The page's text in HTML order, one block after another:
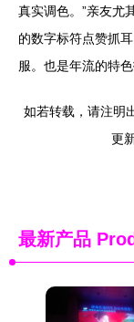
真实调色。”亲友尤
的数字标符点赞抓
服。也是年流的特
如若转载，请注明
更
最新产品